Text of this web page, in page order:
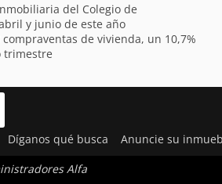
del Colegio de
y junio de este año
de vivienda, un 10,7%
trimestre
Díganos qué busca Anuncie su
Alfa